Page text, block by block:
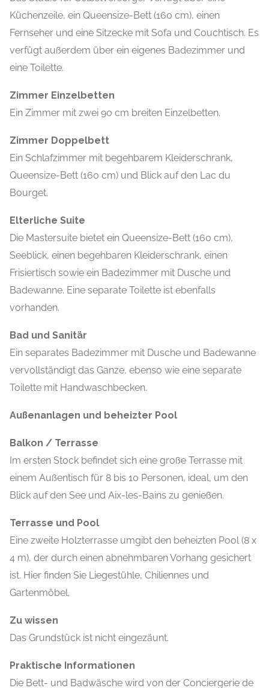
Küchenzeile, ein Queensize-Bett (160 cm), einen
Fernseher und eine Sitzecke mit Sofa und Couchtisch. Es
verfügt außerdem über ein eigenes Badezimmer und
eine Toilette.
Zimmer Einzelbetten
Ein Zimmer mit zwei 90 cm breiten Einzelbetten.
Zimmer Doppelbett
Ein Schlafzimmer mit begehbarem Kleiderschrank,
Queensize-Bett (160 cm) und Blick auf den Lac du
Bourget.
Elterliche Suite
Die Mastersuite bietet ein Queensize-Bett (160 cm),
Seeblick, einen begehbaren Kleiderschrank, einen
Frisiertisch sowie ein Badezimmer mit Dusche und
Badewanne. Eine separate Toilette ist ebenfalls
vorhanden.
Bad und Sanitär
Ein separates Badezimmer mit Dusche und Badewanne
vervollständigt das Ganze, ebenso wie eine separate
Toilette mit Handwaschbecken.
Außenanlagen und beheizter Pool
Balkon / Terrasse
Im ersten Stock befindet sich eine große Terrasse mit
einem Außentisch für 8 bis 10 Personen, ideal, um den
Blick auf den See und Aix-les-Bains zu genießen.
Terrasse und Pool
Eine zweite Holzterrasse umgibt den beheizten Pool (8 x
4 m), der durch einen abnehmbaren Vorhang gesichert
ist. Hier finden Sie Liegestühle, Chiliennes und
Gartenmöbel.
Zu wissen
Das Grundstück ist nicht eingezäunt.
Praktische Informationen
Die Bett- und Badwäsche wird von der Conciergerie de